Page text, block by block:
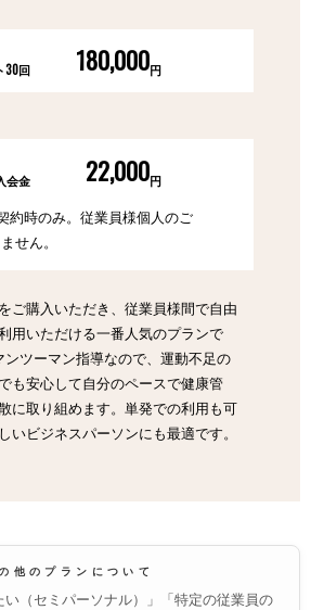
30回 180,000円
会金 22,000円
約時のみ。従業員様個人のご
せん。
ご購入いただき、従業員様間で自由
用いただける一番人気のプランで
ンツーマン指導なので、運動不足の
も安心して自分のペースで健康管
に取り組めます。単発での利用も可
いビジネスパーソンにも最適です。
他のプランについて
い（セミパーソナル）」「特定の従業員の